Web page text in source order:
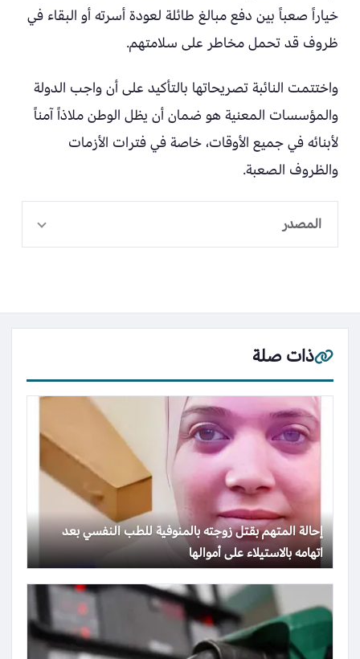
خياراً صعباً بين دفع مبالغ طائلة لعودة أسرته أو البقاء في
ظروف قد تحمل مخاطر على سلامتهم.
واختتمت النائبة تصريحاتها بالتأكيد على أن واجب الدولة
والمؤسسات المعنية هو ضمان أن يظل الوطن ملاذاً آمناً
لأبنائه في جميع الأوقات، خاصة في فترات الأزمات
والظروف الصعبة.
المصدر
ذات صلة
إحالة المتهم بقتل زوجته بالمنوفية للطب النفسي بعد
اتهامه بالاستيلاء على أموالها